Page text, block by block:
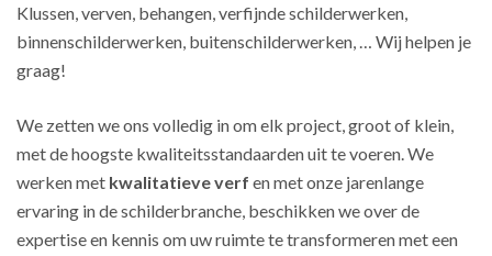
Klussen, verven, behangen, verfijnde schilderwerken,
binnenschilderwerken, buitenschilderwerken, … Wij helpen je
graag!
We zetten we ons volledig in om elk project, groot of klein,
met de hoogste kwaliteitsstandaarden uit te voeren. We
werken met kwalitatieve verf en met onze jarenlange
ervaring in de schilderbranche, beschikken we over de
expertise en kennis om uw ruimte te transformeren met een